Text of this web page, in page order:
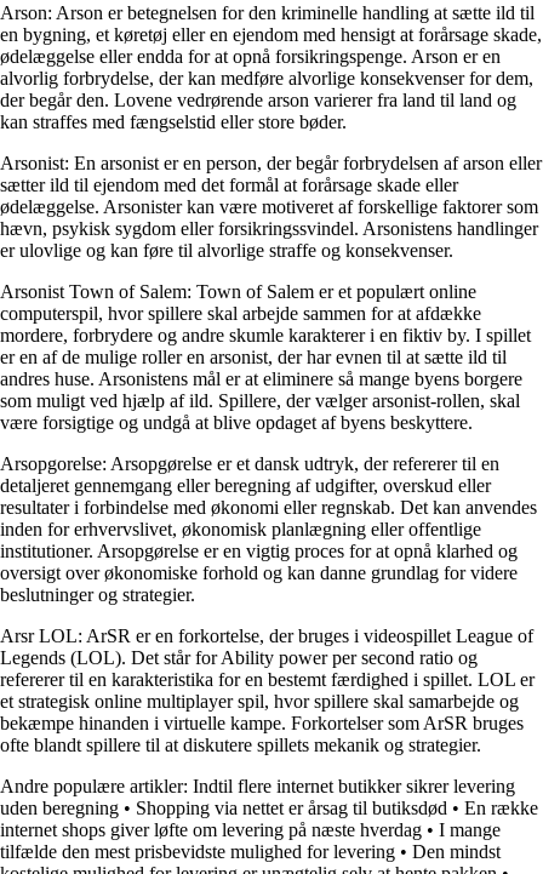
Arson: Arson er betegnelsen for den kriminelle handling at sætte ild til
en bygning, et køretøj eller en ejendom med hensigt at forårsage skade,
ødelæggelse eller endda for at opnå forsikringspenge. Arson er en
alvorlig forbrydelse, der kan medføre alvorlige konsekvenser for dem,
der begår den. Lovene vedrørende arson varierer fra land til land og
kan straffes med fængselstid eller store bøder.
Arsonist: En arsonist er en person, der begår forbrydelsen af arson eller
sætter ild til ejendom med det formål at forårsage skade eller
ødelæggelse. Arsonister kan være motiveret af forskellige faktorer som
hævn, psykisk sygdom eller forsikringssvindel. Arsonistens handlinger
er ulovlige og kan føre til alvorlige straffe og konsekvenser.
Arsonist Town of Salem: Town of Salem er et populært online
computerspil, hvor spillere skal arbejde sammen for at afdække
mordere, forbrydere og andre skumle karakterer i en fiktiv by. I spillet
er en af de mulige roller en arsonist, der har evnen til at sætte ild til
andres huse. Arsonistens mål er at eliminere så mange byens borgere
som muligt ved hjælp af ild. Spillere, der vælger arsonist-rollen, skal
være forsigtige og undgå at blive opdaget af byens beskyttere.
Arsopgorelse: Arsopgørelse er et dansk udtryk, der refererer til en
detaljeret gennemgang eller beregning af udgifter, overskud eller
resultater i forbindelse med økonomi eller regnskab. Det kan anvendes
inden for erhvervslivet, økonomisk planlægning eller offentlige
institutioner. Arsopgørelse er en vigtig proces for at opnå klarhed og
oversigt over økonomiske forhold og kan danne grundlag for videre
beslutninger og strategier.
Arsr LOL: ArSR er en forkortelse, der bruges i videospillet League of
Legends (LOL). Det står for Ability power per second ratio og
refererer til en karakteristika for en bestemt færdighed i spillet. LOL er
et strategisk online multiplayer spil, hvor spillere skal samarbejde og
bekæmpe hinanden i virtuelle kampe. Forkortelser som ArSR bruges
ofte blandt spillere til at diskutere spillets mekanik og strategier.
Andre populære artikler: Indtil flere internet butikker sikrer levering
uden beregning • Shopping via nettet er årsag til butiksdød • En række
internet shops giver løfte om levering på næste hverdag • I mange
tilfælde den mest prisbevidste mulighed for levering • Den mindst